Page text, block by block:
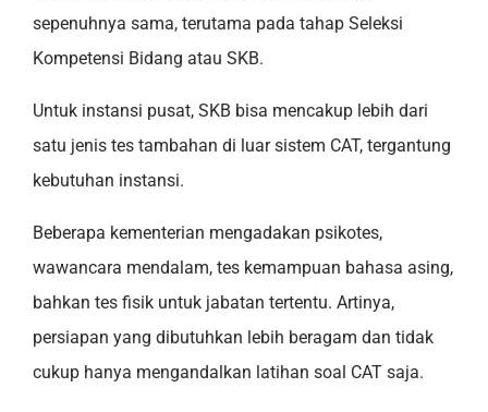
sepenuhnya sama, terutama pada tahap Seleksi
Kompetensi Bidang atau SKB.
Untuk instansi pusat, SKB bisa mencakup lebih dari
satu jenis tes tambahan di luar sistem CAT, tergantung
kebutuhan instansi.
Beberapa kementerian mengadakan psikotes,
wawancara mendalam, tes kemampuan bahasa asing,
bahkan tes fisik untuk jabatan tertentu. Artinya,
persiapan yang dibutuhkan lebih beragam dan tidak
cukup hanya mengandalkan latihan soal CAT saja.